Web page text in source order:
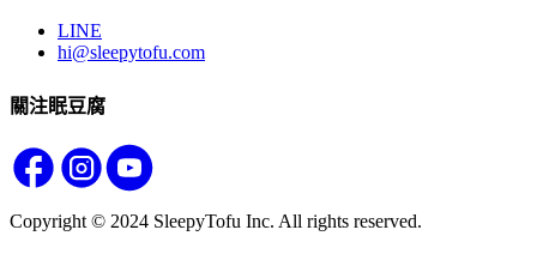
LINE
hi@sleepytofu.com
關注眠豆腐
Copyright © 2024 SleepyTofu Inc. All rights reserved.